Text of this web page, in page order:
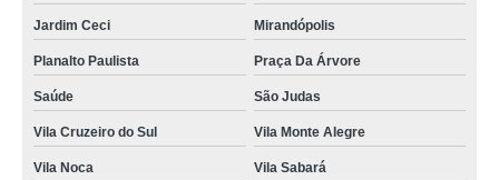
Jardim Ceci Mirandópolis
Planalto Paulista Praça Da Árvore
Saúde São Judas
Vila Cruzeiro do Sul Vila Monte Alegre
Vila Noca
Vila Sabará